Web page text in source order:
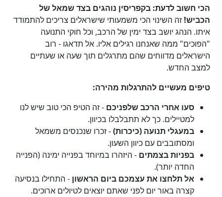
הכי חשוב לדעת: בקפריסין נוהגים בצד שמאל של
הכביש! זה השינוי הכי משמעותי שישראלים צריכים להתמודד
איתו. הנהג יושב בצד ימין של הרכב, וכל חוקי התנועה
"הפוכים" ממה שאנחנו רגילים אליו. אל תדאגו - רוב
הישראלים מדווחים שהם מתרגלים תוך שעה או שעתיים
למצב החדש.
טיפים מעשיים להתרגלות מהירה:
סעו אחרי הרכב שלפניכם - זה הטיפ הכי טוב שיש לנו
למטיילים. כך לא תתבלבלו בכיוון.
במעגלי תנועה (כיכרות)- זכרו שנכנסים משמאל
ומסתובבים עם כיוון השעון.
בפניות בצמתים - היזהרו במיוחד בפנייה ימינה (הפנייה
החדה יותר).
אל תלחצו את עצמכם ביום הראשון - התחילו בנסיעה
קצרה באור יום לפני שאתם יוצאים לטיולים ארוכים.